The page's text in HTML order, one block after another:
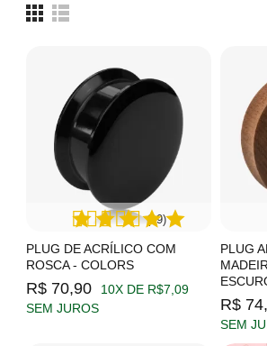
PLUG DE ACRÍLICO COM
ROSCA - COLORS
(19)
R$ 70,90
10X DE R$7,09
SEM JUROS
PLUG
R$
SEM